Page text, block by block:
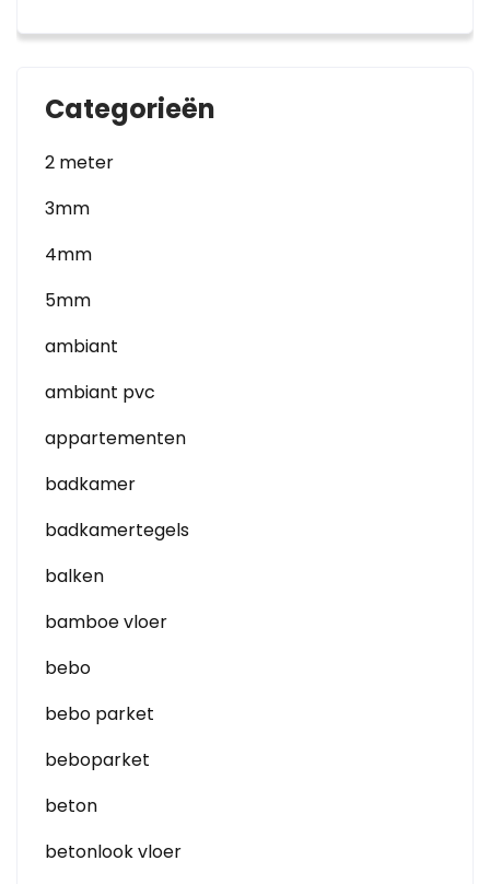
Categorieën
2 meter
3mm
4mm
5mm
ambiant
ambiant pvc
appartementen
badkamer
badkamertegels
balken
bamboe vloer
bebo
bebo parket
beboparket
beton
betonlook vloer